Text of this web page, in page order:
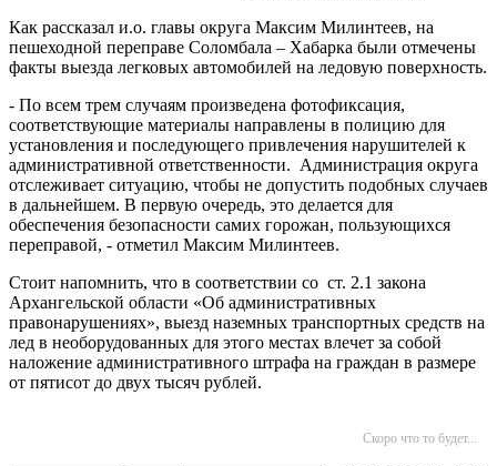
Как рассказал и.о. главы округа Максим Милинтеев, на
пешеходной переправе Соломбала – Хабарка были отмечены
факты выезда легковых автомобилей на ледовую поверхность.
- По всем трем случаям произведена фотофиксация,
соответствующие материалы направлены в полицию для
установления и последующего привлечения нарушителей к
административной ответственности. Администрация округа
отслеживает ситуацию, чтобы не допустить подобных случаев
в дальнейшем. В первую очередь, это делается для
обеспечения безопасности самих горожан, пользующихся
переправой, - отметил Максим Милинтеев.
Стоит напомнить, что в соответствии со ст. 2.1 закона
Архангельской области «Об административных
правонарушениях», выезд наземных транспортных средств на
лед в необорудованных для этого местах влечет за собой
наложение административного штрафа на граждан в размере
от пятисот до двух тысяч рублей.
Скоро что то будет...